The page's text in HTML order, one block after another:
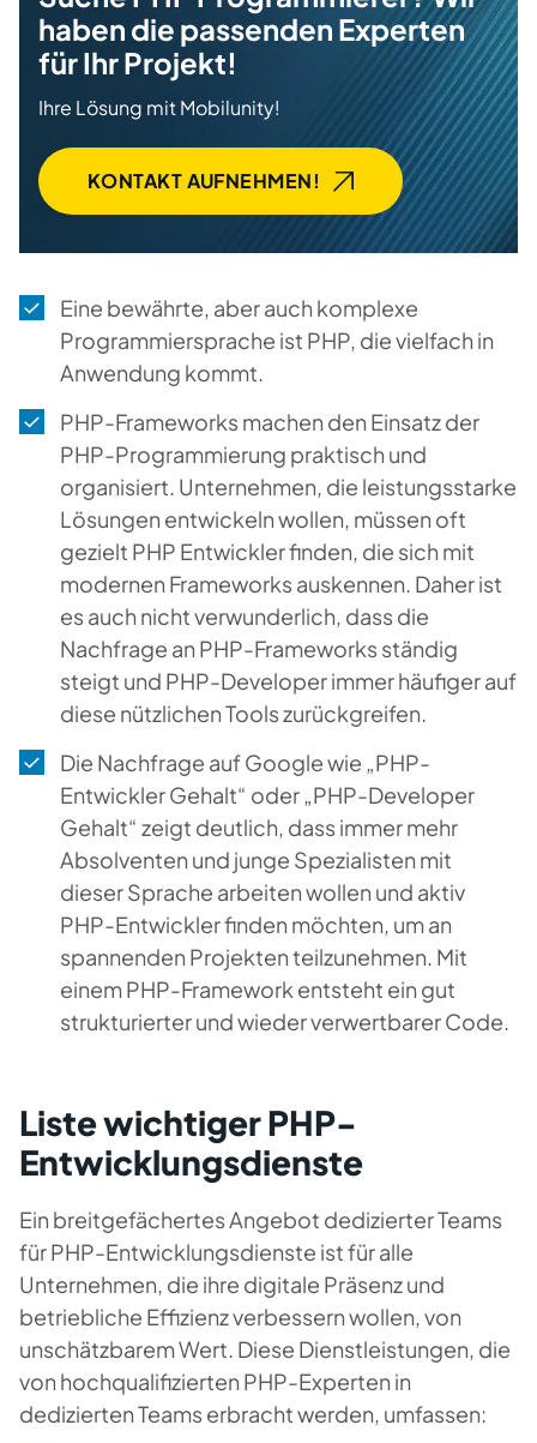
haben die passenden Experten
für Ihr Projekt!
Ihre Lösung mit Mobilunity!
KONTAKT AUFNEHMEN!
Eine bewährte, aber auch komplexe
Programmiersprache ist PHP, die vielfach in
Anwendung kommt.
PHP-Frameworks machen den Einsatz der
PHP-Programmierung praktisch und
organisiert. Unternehmen, die leistungsstarke
Lösungen entwickeln wollen, müssen oft
gezielt PHP Entwickler finden, die sich mit
modernen Frameworks auskennen. Daher ist
es auch nicht verwunderlich, dass die
Nachfrage an PHP-Frameworks ständig
steigt und PHP-Developer immer häufiger auf
diese nützlichen Tools zurückgreifen.
Die Nachfrage auf Google wie „PHP-
Entwickler Gehalt“ oder „PHP-Developer
Gehalt“ zeigt deutlich, dass immer mehr
Absolventen und junge Spezialisten mit
dieser Sprache arbeiten wollen und aktiv
PHP-Entwickler finden möchten, um an
spannenden Projekten teilzunehmen. Mit
einem PHP-Framework entsteht ein gut
strukturierter und wieder verwertbarer Code.
Liste wichtiger PHP-
Entwicklungsdienste
Ein breitgefächertes Angebot dedizierter Teams
für PHP-Entwicklungsdienste ist für alle
Unternehmen, die ihre digitale Präsenz und
betriebliche Effizienz verbessern wollen, von
unschätzbarem Wert. Diese Dienstleistungen, die
von hochqualifizierten PHP-Experten in
dedizierten Teams erbracht werden, umfassen: